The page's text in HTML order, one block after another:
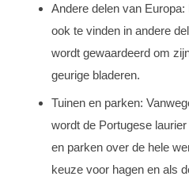
Andere delen van
ook te vinden in andere
wordt gewaardeerd om
geurige bladeren.
Tuinen en parken:
wordt de Portugese
en parken over de hele
keuze voor hagen en als